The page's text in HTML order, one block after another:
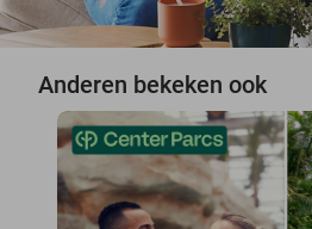
Anderen bekeken ook